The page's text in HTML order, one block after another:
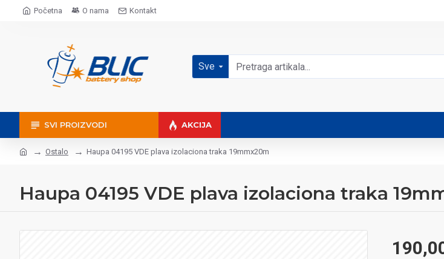
Početna O nama Kontakt
Sve
SVI PROIZVODI AKCIJA
Ostalo Haupa 04195 VDE plava izolaciona traka 19mmx20m
Haupa 04195 VDE plava izolaciona traka